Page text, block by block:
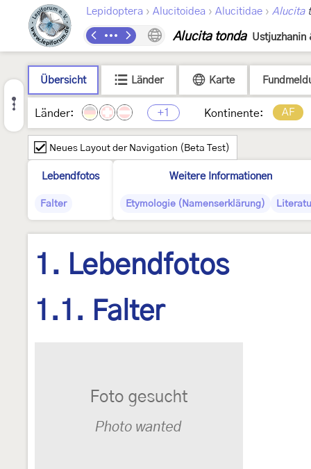
Lepidoptera › Alucitoidea › Alucitidae › Alucita
Alucita tonda Ustjuzhanin
Übersicht Länder Karte
Länder: +1 Kontinente: AF
Neues Layout der Navigation (Beta Test)
Lebendfotos
Falter
Weitere Informationen
Etymologie (Namenserklärung)
1. Lebendfotos
1.1. Falter